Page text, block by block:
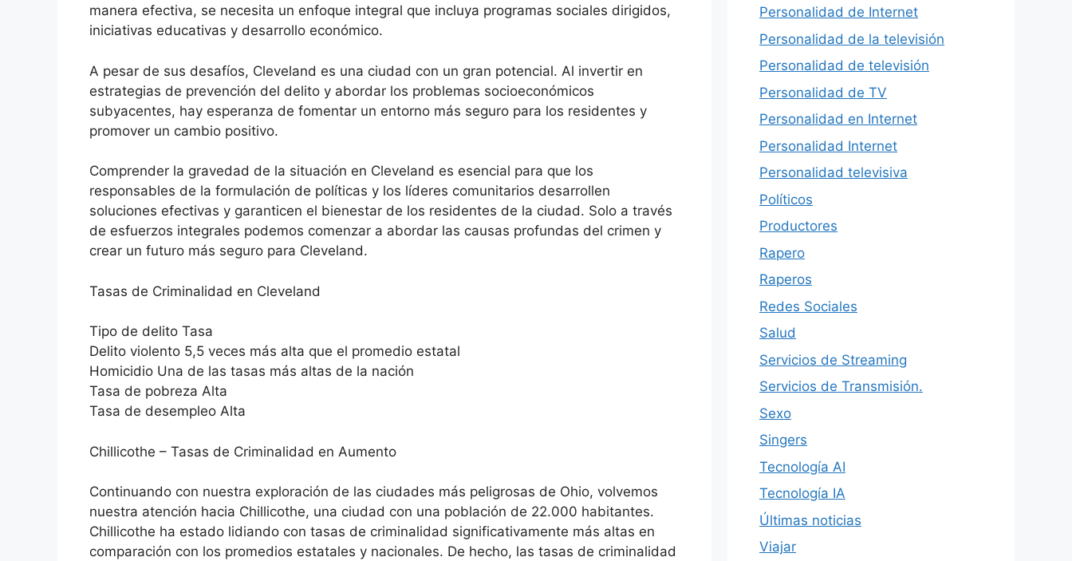
manera efectiva, se necesita un enfoque integral que incluya programas sociales dirigidos,
iniciativas educativas y desarrollo económico.
A pesar de sus desafíos, Cleveland es una ciudad con un gran potencial. Al invertir en
estrategias de prevención del delito y abordar los problemas socioeconómicos
subyacentes, hay esperanza de fomentar un entorno más seguro para los residentes y
promover un cambio positivo.
Comprender la gravedad de la situación en Cleveland es esencial para que los
responsables de la formulación de políticas y los líderes comunitarios desarrollen
soluciones efectivas y garanticen el bienestar de los residentes de la ciudad. Solo a través
de esfuerzos integrales podemos comenzar a abordar las causas profundas del crimen y
crear un futuro más seguro para Cleveland.
Tasas de Criminalidad en Cleveland
Tipo de delito Tasa
Delito violento 5,5 veces más alta que el promedio estatal
Homicidio Una de las tasas más altas de la nación
Tasa de pobreza Alta
Tasa de desempleo Alta
Chillicothe – Tasas de Criminalidad en Aumento
Continuando con nuestra exploración de las ciudades más peligrosas de Ohio, volvemos
nuestra atención hacia Chillicothe, una ciudad con una población de 22.000 habitantes.
Chillicothe ha estado lidiando con tasas de criminalidad significativamente más altas en
comparación con los promedios estatales y nacionales. De hecho, las tasas de criminalidad
Personalidad de Internet
Personalidad de la televisión
Personalidad de televisión
Personalidad de TV
Personalidad en Internet
Personalidad Internet
Personalidad televisiva
Políticos
Productores
Rapero
Raperos
Redes Sociales
Salud
Servicios de Streaming
Servicios de Transmisión.
Sexo
Singers
Tecnología AI
Tecnología IA
Últimas noticias
Viajar